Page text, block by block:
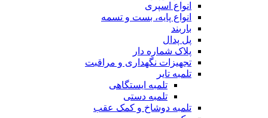
انواع اسپری
انواع پایه، بست و تسمه
باربند
پل پدال
پلاک شماره دار
تجهیزات نگهداری و مراقبت
تلمبه تایر
تلمبه ایستگاهی
تلمبه دستی
تلمبه دوشاخ و کمک عقب